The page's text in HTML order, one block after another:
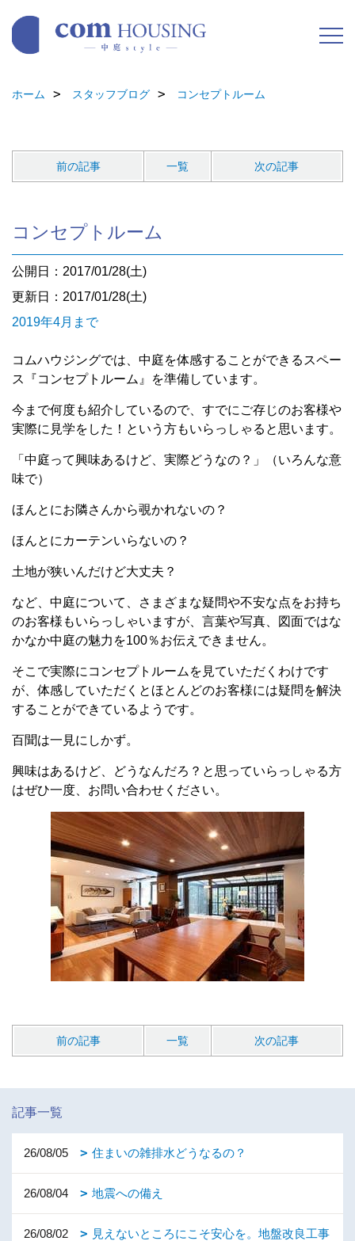
ホーム スタッフブログ コンセプトルーム
前の記事 一覧 次の記事
コンセプトルーム
公開日：2017/01/28(土)
更新日：2017/01/28(土)
2019年4月まで
コムハウジングでは、中庭を体感することができるスペー
ス『コンセプトルーム』を準備しています。
今まで何度も紹介しているので、すでにご存じのお客様や
実際に見学をした！という方もいらっしゃると思います。
「中庭って興味あるけど、実際どうなの？」（いろんな意
味で）
ほんとにお隣さんから覗かれないの？
ほんとにカーテンいらないの？
土地が狭いんだけど大丈夫？
など、中庭について、さまざまな疑問や不安な点をお持ち
のお客様もいらっしゃいますが、言葉や写真、図面ではな
かなか中庭の魅力を100％お伝えできません。
そこで実際にコンセプトルームを見ていただくわけです
が、体感していただくとほとんどのお客様には疑問を解決
することができているようです。
百聞は一見にしかず。
興味はあるけど、どうなんだろ？と思っていらっしゃる方
はぜひ一度、お問い合わせください。
前の記事 一覧 次の記事
記事一覧
26/08/05 住まいの雑排水どうなるの？
26/08/04 地震への備え
26/08/02
見えないところにこそ安心を。地盤改良工事